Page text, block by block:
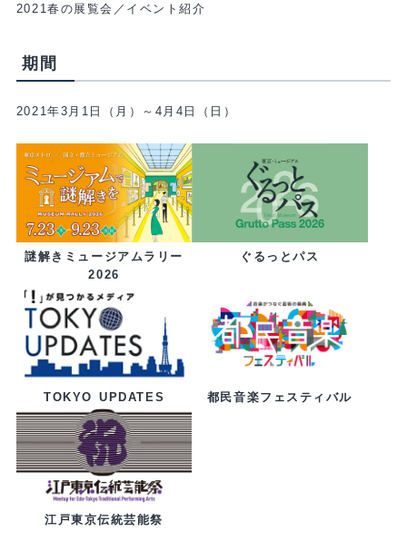
2021春の展覧会／イベント紹介
期間
2021年3月1日（月）～4月4日（日）
謎解きミュージアムラリー
2026
ぐるっとパス
TOKYO UPDATES 都民音楽フェスティバル
江戸東京伝統芸能祭